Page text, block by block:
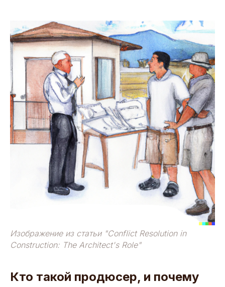
Изображение из статьи "Conflict Resolution in
Construction: The Architect's Role"
Кто такой продюсер, и почему